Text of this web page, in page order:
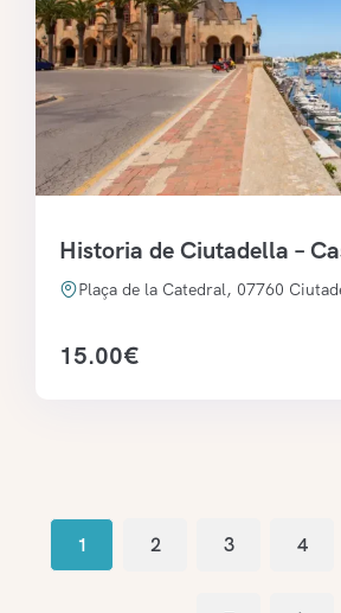
Historia de Ciutadella –
Plaça de la Catedral, 07760
15.00€
1 2 3 4